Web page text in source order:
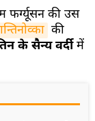
फर्ग्यूसन की उस
की
के सैन्य वर्दीमें